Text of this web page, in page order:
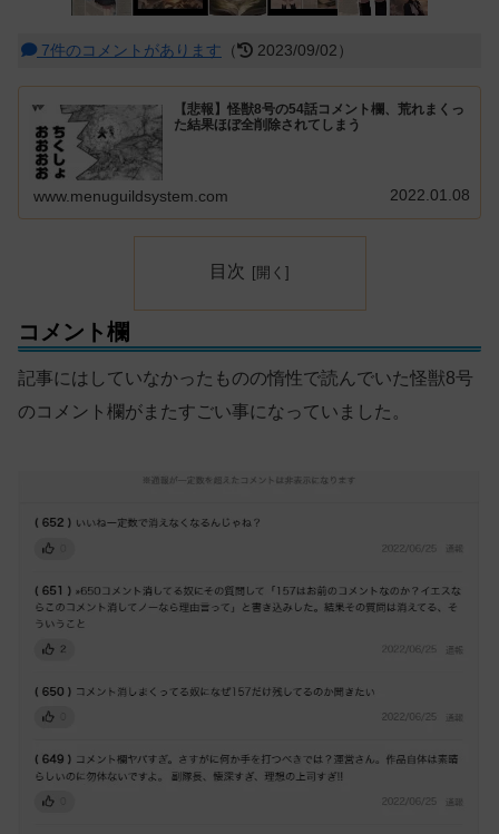
7件のコメントがあります （ 2023/09/02）
【悲報】怪獣8号の54話コメント欄、荒れまくっ
た結果ほぼ全削除されてしまう
www.menuguildsystem.com 2022.01.08
目次
コメント欄
記事にはしていなかったものの惰性で読んでいた怪獣8号
のコメント欄がまたすごい事になっていました。